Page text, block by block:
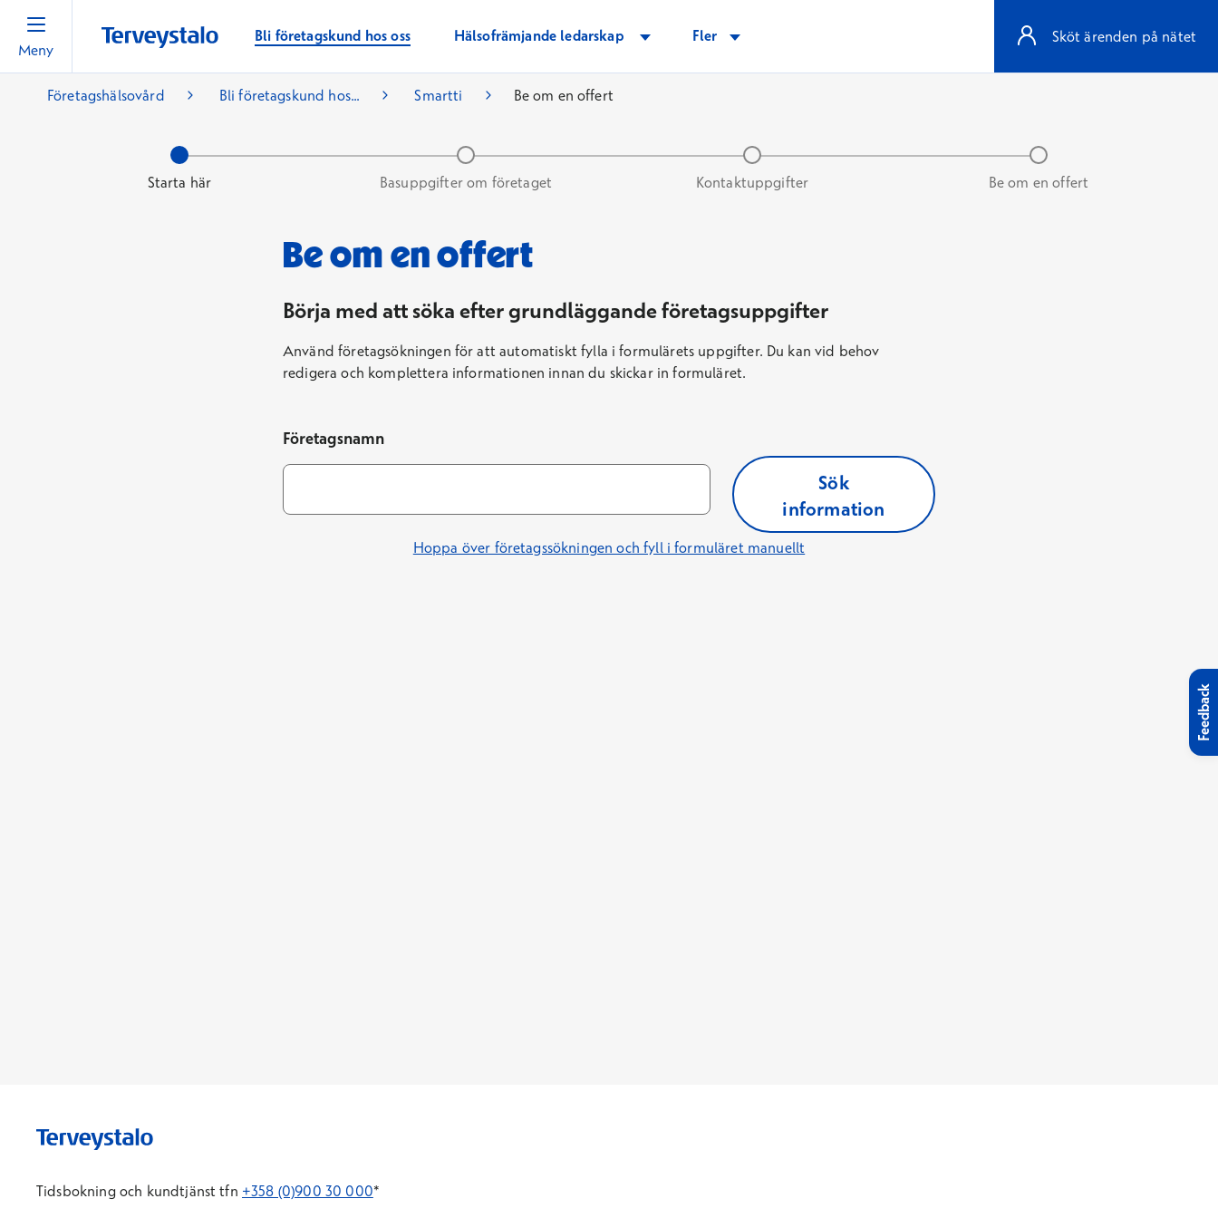
Meny
Bli företagskund hos oss Hälsofrämjande ledarskap Fler Sköt ärenden på nätet
Företagshälsovård Bli företagskund hos... Smartti Be om en offert
Starta här
Basuppgifter om företaget Kontaktuppgifter Be om en offert
Terveystalo.Www.Web.Models.HealthcareContract.StepInformation
Be om en offert
Börja med att söka efter grundläggande företagsuppgifter
Använd företagsökningen för att automatiskt fylla i formulärets uppgifter. Du kan vid behov
redigera och komplettera informationen innan du skickar in formuläret.
Företagsnamn
Sök
information
Hoppa över företagssökningen och fyll i formuläret manuellt
Tidsbokning och kundtjänst tfn +358 (0)900 30 000*
Feedback